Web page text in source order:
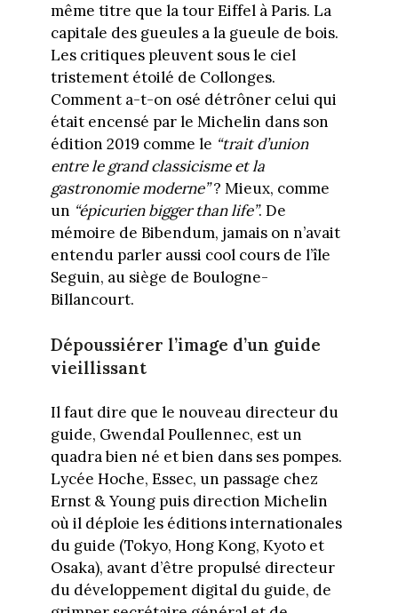
même titre que la tour Eiffel à Paris. La
capitale des gueules a la gueule de bois.
Les critiques pleuvent sous le ciel
tristement étoilé de Collonges.
Comment a-t-on osé détrôner celui qui
était encensé par le Michelin dans son
édition 2019 comme le “trait d’union
entre le grand classicisme et la
gastronomie moderne”? Mieux, comme
un “épicurien bigger than life”. De
mémoire de Bibendum, jamais on n’avait
entendu parler aussi cool cours de l’île
Seguin, au siège de Boulogne-
Billancourt.
Dépoussiérer l’image d’un guide
vieillissant
Il faut dire que le nouveau directeur du
guide, Gwendal Poullennec, est un
quadra bien né et bien dans ses pompes.
Lycée Hoche, Essec, un passage chez
Ernst & Young puis direction Michelin
où il déploie les éditions internationales
du guide (Tokyo, Hong Kong, Kyoto et
Osaka), avant d’être propulsé directeur
du développement digital du guide, de